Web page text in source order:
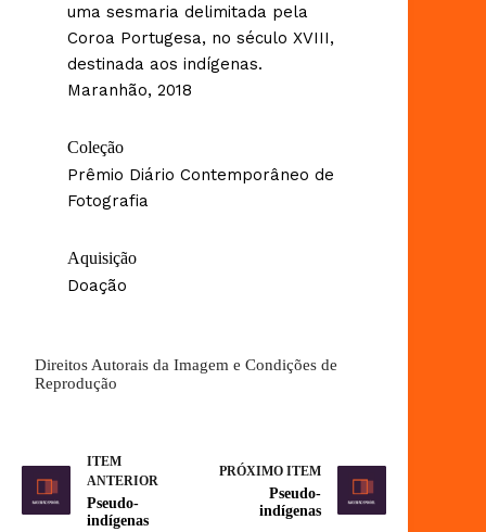
uma sesmaria delimitada pela
Coroa Portugesa, no século XVIII,
destinada aos indígenas.
Maranhão, 2018
Coleção
Prêmio Diário Contemporâneo de
Fotografia
Aquisição
Doação
Direitos Autorais da Imagem e Condições de
Reprodução
ITEM
ANTERIOR
Pseudo-
indígenas
PRÓXIMO ITEM
Pseudo-
indígenas